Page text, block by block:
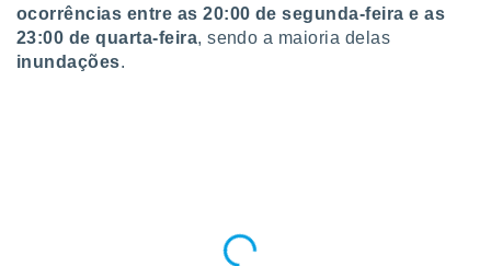
com
Pode
ocorrências entre as 20:00 de segunda-feira e as
23:00 de quarta-feira, sendo a maioria delas
inundações.